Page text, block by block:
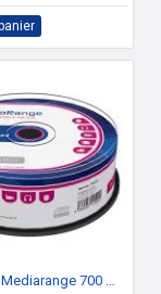
CD vierge Mediarange 700 Mo 52x (Boite de 25)